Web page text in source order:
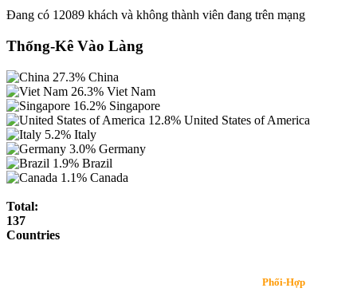
Đang có 12089 khách và không thành viên đang trên mạng
Thống-Kê Vào Làng
27.3% China
26.3% Viet Nam
16.2% Singapore
12.8% United States of America
5.2% Italy
3.0% Germany
1.9% Brazil
1.1% Canada
Total:
137
Countries
Phối-Hợp